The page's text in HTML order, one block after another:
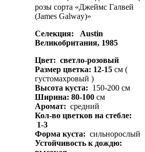
розы сорта «Джеймс Галвей
(James Galway)»
Селекция: Austin
Великобритания, 1985
Цвет: светло-розовый
Размер цветка: 12-15 см (
густомахровый )
Высота куста: 150-200 см
Ширина: 80-100 см
Аромат: средний
Кол-во цветков на стебле:
1-3
Форма куста: сильнорослый
Устойчивость к дождю: